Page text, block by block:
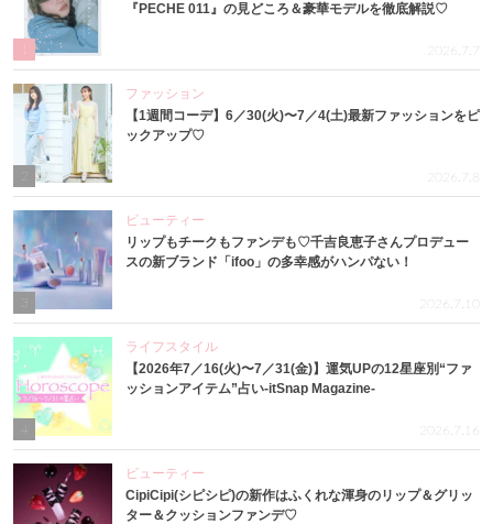
『PECHE 011』の見どころ＆豪華モデルを徹底解説♡
2026.7.7
ファッション
【1週間コーデ】6／30(火)〜7／4(土)最新ファッションをピ
ックアップ♡
2026.7.8
3
ビューティー
リップもチークもファンデも♡千吉良恵子さんプロデュー
スの新ブランド「ifoo」の多幸感がハンパない！
2026.7.10
4
ライフスタイル
【2026年7／16(火)〜7／31(金)】運気UPの12星座別“ファ
ッションアイテム”占い-itSnap Magazine-
2026.7.16
ビューティー
CipiCipi(シピシピ)の新作はふくれな渾身のリップ＆グリッ
ター＆クッションファンデ♡